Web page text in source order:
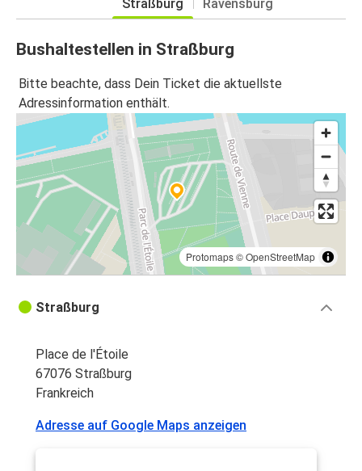
Straßburg Ravensburg
Bushaltestellen in Straßburg
Bitte beachte, dass Dein Ticket die aktuellste
Adressinformation enthält.
Protomaps©OpenStreetMap
Straßburg
Place de l'Étoile
67076 Straßburg
Frankreich
Adresse auf Google Maps anzeigen